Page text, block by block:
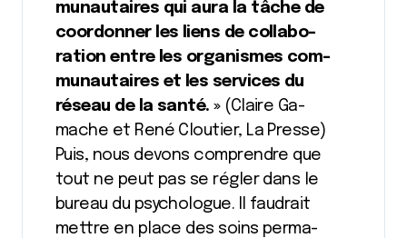
munautaires qui aura la tâche de
coordonner les liens de collabo-
ration entre les organismes com-
munautaires et les services du
réseau de la santé. » (Claire Ga-
mache et René Cloutier, La Presse)
Puis, nous devons comprendre que
tout ne peut pas se régler dans le
bureau du psychologue. Il faudrait
mettre en place des soins perma-